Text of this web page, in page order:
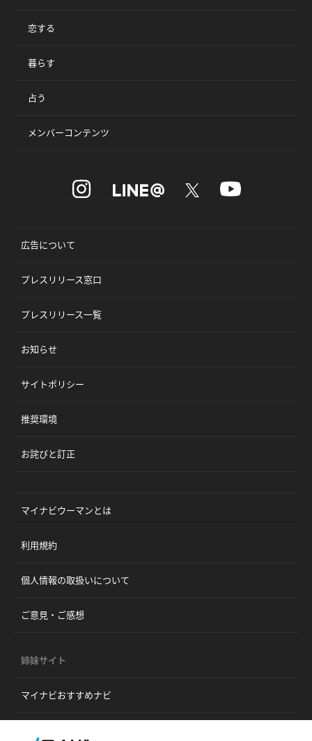
恋する
暮らす
占う
メンバーコンテンツ
広告について
プレスリリース窓口
プレスリリース一覧
お知らせ
サイトポリシー
推奨環境
お詫びと訂正
マイナビウーマンとは
利用規約
個人情報の取扱いについて
ご意見・ご感想
姉妹サイト
マイナビおすすめナビ